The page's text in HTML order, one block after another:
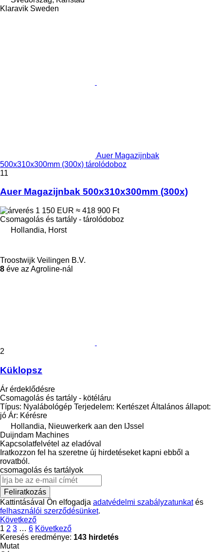
Klaravik Sweden
Auer Magazijnbak
500x310x300mm (300x) tárolódoboz
11
Auer Magazijnbak 500x310x300mm (300x)
1 150 EUR ≈ 418 900 Ft
Csomagolás és tartály - tárolódoboz
Hollandia, Horst
Troostwijk Veilingen B.V.
8 éve az Agroline-nál
2
Küklopsz
Ár érdeklődésre
Csomagolás és tartály - kötéláru
Típus: Nyalábológép Terjedelem: Kertészet Általános állapot:
jó Ár: Kérésre
Hollandia, Nieuwerkerk aan den IJssel
Duijndam Machines
Kapcsolatfelvétel az eladóval
Iratkozzon fel ha szeretne új hirdetéseket kapni ebből a
rovatból.
csomagolás és tartályok
Feliratkozás
Kattintásával Ön elfogadja adatvédelmi szabályzatunkatés
felhasználói szerződésünket.
Következő
1 2 3 … 6 Következő
Keresés eredménye: 143 hirdetés
Mutat